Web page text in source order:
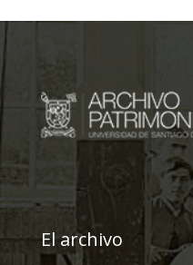
El archivo